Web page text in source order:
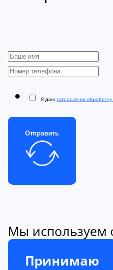
Я даю согласие на
Отправить
Мы используем
Принимаю